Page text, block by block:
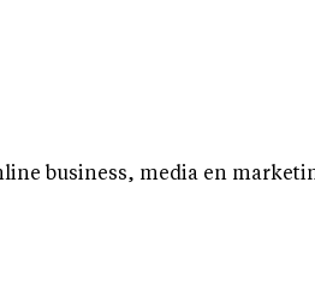
business, media en